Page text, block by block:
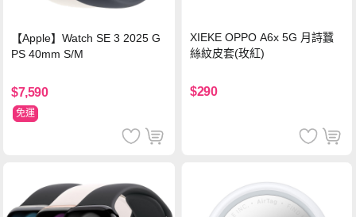
【Apple】Watch SE 3 2025 G
PS 40mm S/M
$7,590
免運
XIEKE OPPO A6x 5G 月詩蠶
絲紋皮套(玫紅)
$290